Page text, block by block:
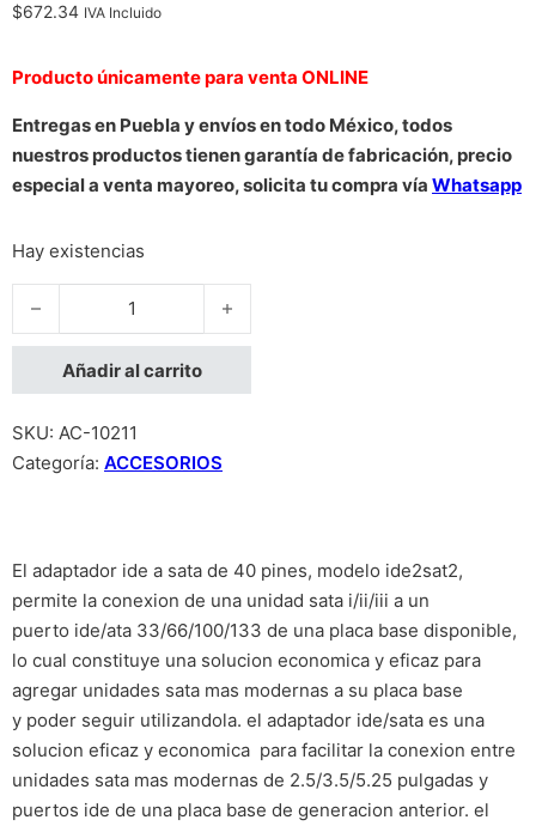
$672.34 IVA Incluido
Producto únicamente para venta ONLINE
Entregas en Puebla y envíos en todo México, todos
nuestros productos tienen garantía de fabricación, precio
especial a venta mayoreo, solicita tu compra vía Whatsapp
Hay existencias
ADAPTADOR IDE PATA DE 40 PINES A SATA SERIAL ATA -
Añadir al carrito
SKU: AC-10211
Categoría: ACCESORIOS
El adaptador ide a sata de 40 pines, modelo ide2sat2,
permite la conexion de una unidad sata i/ii/iii a un
puerto ide/ata 33/66/100/133 de una placa base disponible,
lo cual constituye una solucion economica y eficaz para
agregar unidades sata mas modernas a su placa base
y poder seguir utilizandola. el adaptador ide/sata es una
solucion eficaz y economica para facilitar la conexion entre
unidades sata mas modernas de 2.5/3.5/5.25 pulgadas y
puertos ide de una placa base de generacion anterior. el